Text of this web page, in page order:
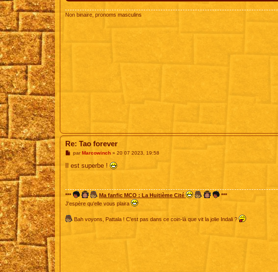
Non binaire, pronoms masculins
Re: Tao forever
M
s
parMarcowinch» 20 07 2023, 19:58
Il est superbe !
*** Ma fanfic MCO : La Huitième Cité
***
J'espère qu'elle vous plaira
Bah voyons, Pattala ! C'est pas dans ce coin-là que vit la jolie Indali ?